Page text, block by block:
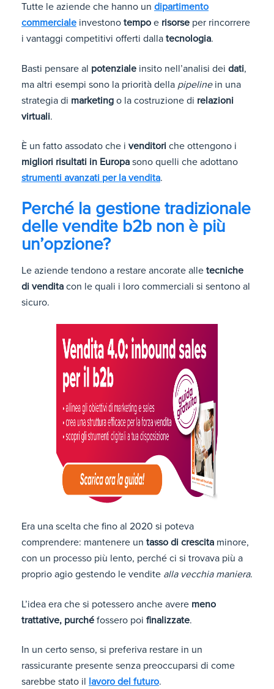
Tutte le aziende che hanno un dipartimento
commerciale investono tempo e risorse per rincorrere
i vantaggi competitivi offerti dalla tecnologia.
Basti pensare al potenziale insito nell’analisi dei dati,
ma altri esempi sono la priorità della pipelinein una
strategia di marketing o la costruzione di relazioni
virtuali.
È un fatto assodato che i venditori che ottengono i
migliori risultati in Europa sono quelli che adottano
strumenti avanzati per la vendita.
Perché la gestione tradizionale
delle vendite b2b non è più
un’opzione?
Le aziende tendono a restare ancorate alle tecniche
di vendita con le quali i loro commerciali si sentono al
sicuro.
Era una scelta che fino al 2020 si poteva
comprendere: mantenere un tasso di crescita minore,
con un processo più lento, perché ci si trovava più a
proprio agio gestendo le vendite alla vecchia maniera.
L’idea era che si potessero anche avere meno
trattative, purché fossero poi finalizzate.
In un certo senso, si preferiva restare in un
rassicurante presente senza preoccuparsi di come
sarebbe stato il lavoro del futuro.